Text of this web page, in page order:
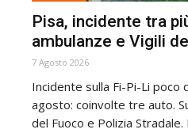
Pisa, incidente tra
ambulanze e Vigili
7 Agosto 2026
Incidente sulla Fi-Pi-Li poco
agosto: coinvolte tre auto.
del Fuoco e Polizia Stradale.